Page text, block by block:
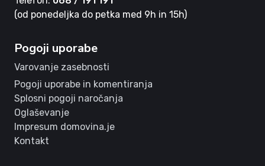
(od ponedeljka do petka med 9h in 15h)
Pogoji uporabe
Varovanje zasebnosti
Pogoji uporabe in komentiranja
Splosni pogoji naročanja
Oglaševanje
Impresum domovina.je
Kontakt